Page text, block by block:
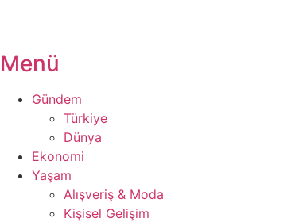
Menü
Gündem
Türkiye
Dünya
Ekonomi
Yaşam
Alışveriş & Moda
Kişisel Gelişim